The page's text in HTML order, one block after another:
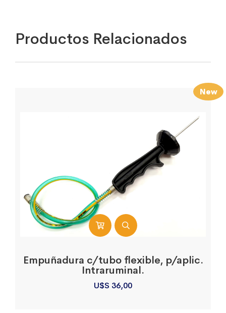
Productos Relacionados
Empuñadura c/tubo flexible, p/aplic.
Intraruminal.
U$S 36,00
New